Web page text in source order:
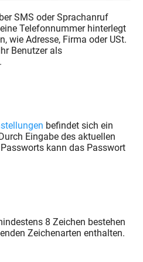
SMS oder Sprachanruf
Telefonnummer hinterlegt
wie Adresse, Firma oder USt.
Benutzer als
befindet sich ein
Eingabe des aktuellen
kann das Passwort
8 Zeichen bestehen
Zeichenarten enthalten.